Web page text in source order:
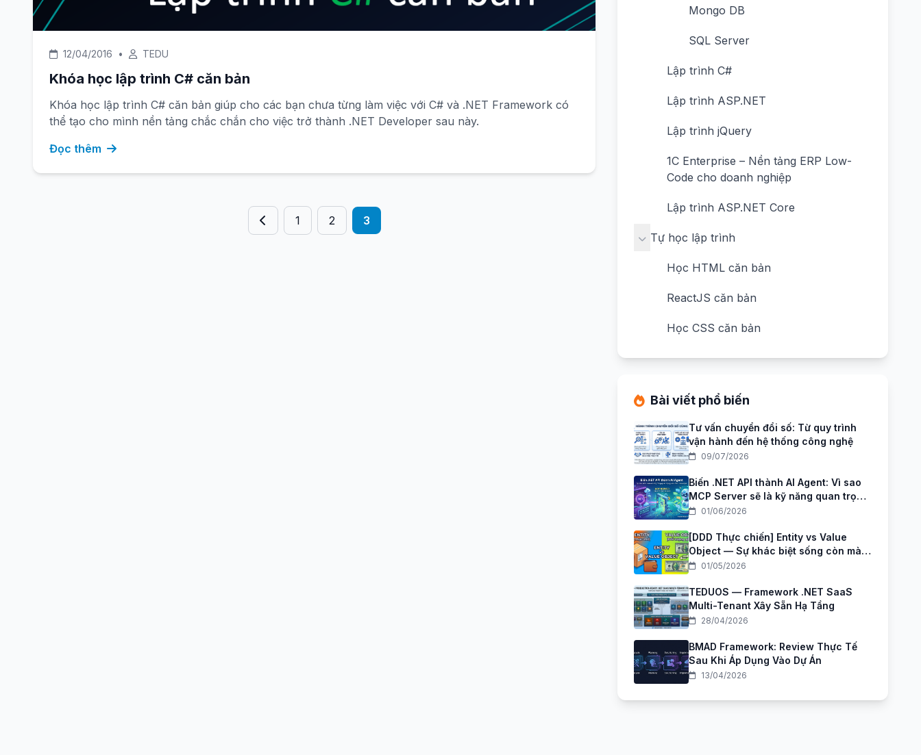
12/04/2016 • TEDU
Khóa học lập trình C# căn bản
Khóa học lập trình C# căn bản giúp cho các bạn chưa từng làm việc với C# và .NET Framework có
thể tạo cho mình nền tảng chắc chắn cho việc trở thành .NET Developer sau này.
Đọc thêm
1 2 3
Mongo DB
SQL Server
Lập trình C#
Lập trình ASP.NET
Lập trình jQuery
1C Enterprise – Nền tảng ERP Low-
Code cho doanh nghiệp
Lập trình ASP.NET Core
Tự học lập trình
Học HTML căn bản
ReactJS căn bản
Học CSS căn bản
Bài viết phổ biến
Tư vấn chuyển đổi số: Từ quy trình
vận hành đến hệ thống công nghệ
09/07/2026
Biến .NET API thành AI Agent: Vì sao
MCP Server sẽ là kỹ năng quan trọng
của .NET Developer trong giai đoạn
01/06/2026
[DDD Thực chiến] Entity vs Value
Object — Sự khác biệt sống còn mà
Junior hay nhầm nhất
01/05/2026
TEDUOS — Framework .NET SaaS
Multi-Tenant Xây Sẵn Hạ Tầng
28/04/2026
BMAD Framework: Review Thực Tế
Sau Khi Áp Dụng Vào Dự Án
13/04/2026